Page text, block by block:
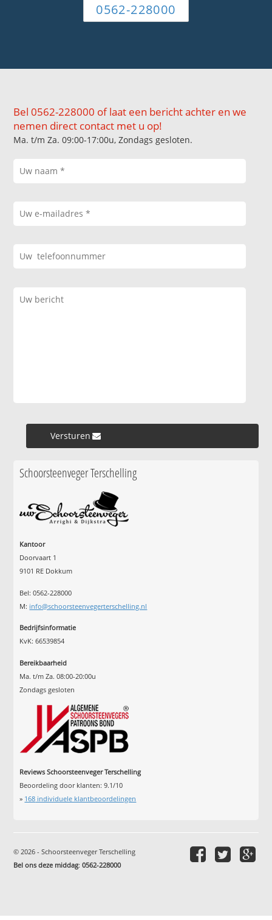
0562-228000
Bel 0562-228000 of laat een bericht achter en we
nemen direct contact met u op!
Ma. t/m Za. 09:00-17:00u, Zondags gesloten.
Versturen »
Schoorsteenveger Terschelling
Kantoor
Doorvaart 1
9101 RE Dokkum
Bel: 0562-228000
M: info@schoorsteenvegerterschelling.nl
Bedrijfsinformatie
KvK: 66539854
Bereikbaarheid
Ma. t/m Za. 08:00-20:00u
Zondags gesloten
Reviews Schoorsteenveger Terschelling
Beoordeling door klanten:9.1/10
» 168 individuele klantbeoordelingen
© 2026 - Schoorsteenveger Terschelling
Bel ons deze middag:0562-228000